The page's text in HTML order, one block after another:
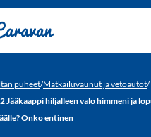
puheet/Matkailuvaunut ja vetoautot/
Jääkaappi hiljalleen valo himmeni ja
Onko entinen